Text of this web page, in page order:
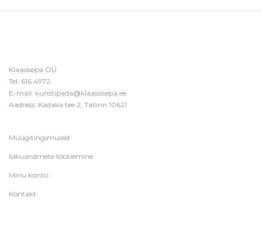
Klaasisepa OÜ
Tel: 616 4972
E-mail: kunstipada@klaasissepa.ee
Aadress: Kadaka tee 2, Tallinn 10621
Müügitingimused
Isikuandmete töötlemine
Minu konto
Kontakt